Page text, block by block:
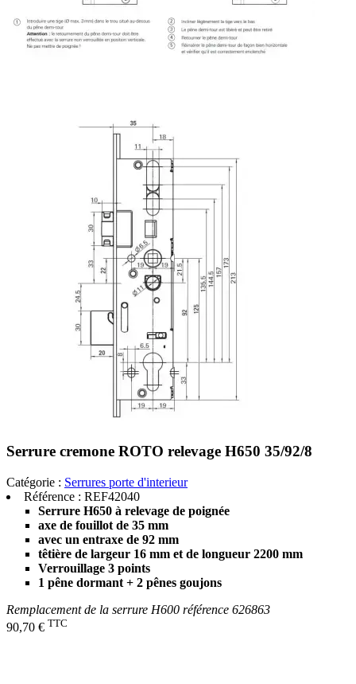
Serrure cremone ROTO relevage H650 35/92/8
Catégorie : Serrures porte d'interieur
Référence : REF42040
Serrure H650 à relevage de poignée
axe de fouillot de 35 mm
avec un entraxe de 92 mm
têtière de largeur 16 mm et de longueur 2200 mm
Verrouillage 3 points
1 pêne dormant + 2 pênes goujons
Remplacement de la serrure H600 référence 626863
90,70 € TTC